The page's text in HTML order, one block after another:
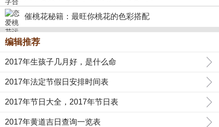
催桃花秘籍：最旺你桃花的色彩搭配
编辑推荐
2017年生孩子几月好，是什么命
2017年法定节假日安排时间表
2017年节日大全，2017年节日表
2017年黄道吉日查询一览表